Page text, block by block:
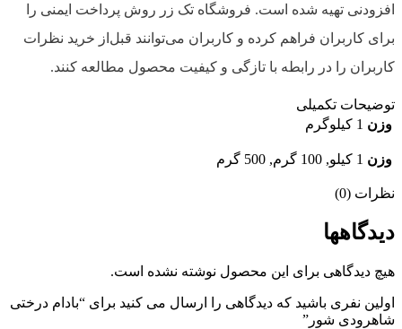
افزودنی تهیه شده است. فروشگاه تک زر روش پرداخت ایمنی را
برای کاربران فراهم کرده و کاربران می‌توانند قبل‌از خرید نظرات
کاربران را در رابطه با تازگی و کیفیت محصول مطالعه کنند.
توضیحات تکمیلی
وزن 1 کیلوگرم
وزن 1 کیلو, 100 گرم, 500 گرم
نظرات (0)
دیدگاهها
هیچ دیدگاهی برای این محصول نوشته نشده است.
اولین نفری باشید که دیدگاهی را ارسال می کنید برای “بادام درختی
شاهرودی شور”